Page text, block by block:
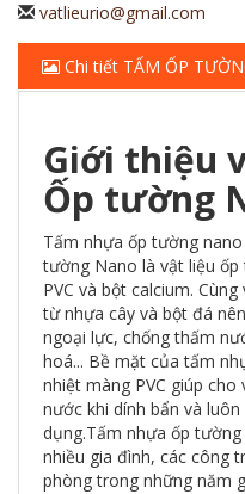
vatlieurio@gmail.com
Chi tiết TẤM ỐP
Giới thiệu
Ốp tường
Tấm nhựa ốp tường
tường Nano là vật liệu
PVC và bột calcium.
từ nhựa cây và bột đá
ngoại lực, chống thấm
hoá... Bề mặt của tấm
nhiệt màng PVC giúp cho
nước khi dính bẩn và
dụng.Tấm nhựa ốp
nhiều gia đình, các công
phòng trong những năm